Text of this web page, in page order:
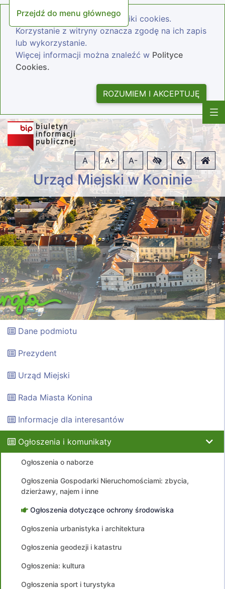
Przejdź do menu głównego
Nasza strona wykorzystuje pliki cookies.
Korzystanie z witryny oznacza zgodę na ich zapis
lub wykorzystanie.
Więcej informacji można znaleźć w Polityce
Cookies.
ROZUMIEM I AKCEPTUJĘ
Urząd Miejski w Koninie
A A+ A-
Dane podmiotu
Prezydent
Urząd Miejski
Rada Miasta Konina
Informacje dla interesantów
Ogłoszenia i komunikaty
Ogłoszenia o naborze
Ogłoszenia Gospodarki Nieruchomościami: zbycia,
dzierżawy, najem i inne
Ogłoszenia dotyczące ochrony środowiska
Ogłoszenia urbanistyka i architektura
Ogłoszenia geodezji i katastru
Ogłoszenia: kultura
Ogłoszenia sport i turystyka